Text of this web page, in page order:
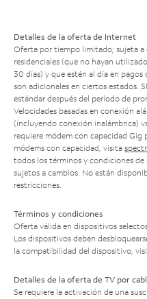
Detalles de la oferta de Internet
Oferta por tiempo limitado; sujeta a
residenciales (que no hayan
30 días) y que estén al día en
son adicionales en ciertos estados.
estándar después del período de
Velocidades basadas en conexión
(incluyendo conexión inalámbrica)
requiere módem con capacidad Gig
módems con capacidad, visita
todos los términos y condiciones de
sujetos a cambios. No están
restricciones.
Términos y condiciones
Oferta válida en dispositivos
Los dispositivos deben
la compatibilidad del dispositivo,
Detalles de la oferta de TV por
Se requiere la activación de una